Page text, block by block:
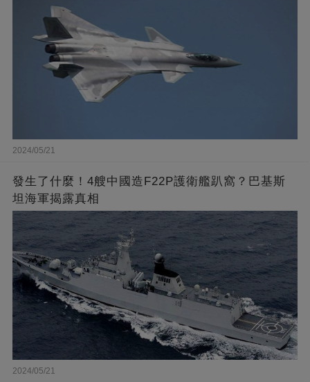
2024/05/21
發生了什麼！4艘中國造F22P護衛艦趴窩？巴基斯
坦海軍揭露真相
2024/05/21